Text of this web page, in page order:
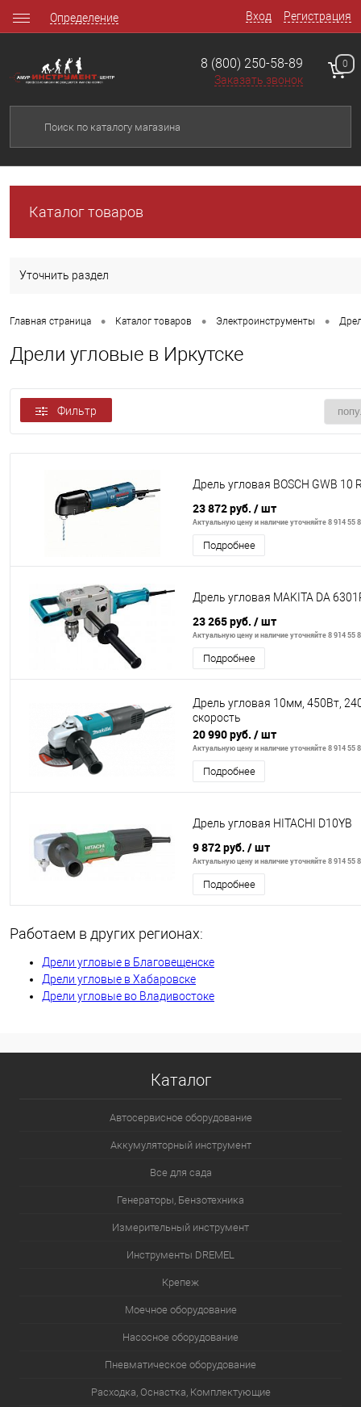
Вход Регистрация
Определение
8 (800) 250-58-89
Заказать звонок
0
Каталог товаров
Уточнить раздел
Главная страница • Каталог товаров • Электроинструменты •
Дрели угловые в Иркутске
Фильтр
Дрель угловая BOSCH GWB 10
23 872 руб. / шт
Актуальную цену и наличие уточняйте 8 914 55
Подробнее
Дрель угловая MAKITA DA
23 265 руб. / шт
Актуальную цену и наличие уточняйте 8 914 55
Подробнее
Дрель угловая 10мм, 450Вт,
скорость
20 990 руб. / шт
Актуальную цену и наличие уточняйте 8 914 55
Подробнее
Дрель угловая HITACHI D10YB
9 872 руб. / шт
Актуальную цену и наличие уточняйте 8 914 55
Подробнее
Работаем в других регионах:
Дрели угловые в Благовещенске
Дрели угловые в Хабаровске
Дрели угловые во Владивостоке
Каталог
Автосервисное оборудование
Аккумуляторный инструмент
Все для сада
Генераторы, Бензотехника
Измерительный инструмент
Инструменты DREMEL
Крепеж
Моечное оборудование
Насосное оборудование
Пневматическое оборудование
Расходка, Оснастка, Комплектующие